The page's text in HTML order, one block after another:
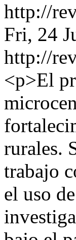
http://
Fri, 24
http://
<p>El
rurales.
trabajo
el uso